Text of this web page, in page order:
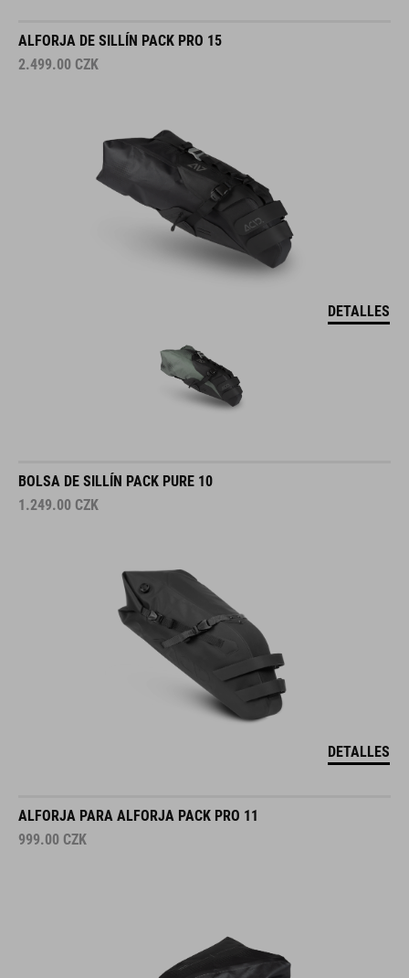
ALFORJA DE SILLÍN PACK PRO 15
2.499.00 CZK
DETALLES
BOLSA DE SILLÍN PACK PURE 10
1.249.00 CZK
DETALLES
ALFORJA PARA ALFORJA PACK PRO 11
999.00 CZK